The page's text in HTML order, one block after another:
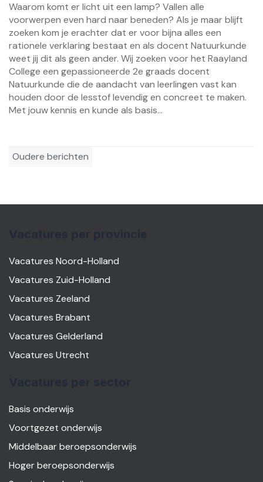
Waarom komt er licht uit een lamp? Vallen alle
voorwerpen even hard naar beneden? Als je maar blijft
zoeken kom je erachter dat er voor bijna alles een
rationele verklaring bestaat en als docent Natuurkunde
weet jij dit als geen ander. Wij zoeken voor het Raayland
College een gepassioneerde 2e graads docent
Natuurkunde die de aandacht van leerlingen vast kan
houden door de lesstof levendig en concreet te maken.
Met jouw kennis en kunde als basis...
Berichtennavigatie
Oudere berichten
Vacatures Noord-Holland
Vacatures Zuid-Holland
Vacatures Zeeland
Vacatures Brabant
Vacatures Gelderland
Vacatures Utrecht
Basis onderwijs
Voortgezet onderwijs
Middelbaar beroepsonderwijs
Hoger beroepsonderwijs